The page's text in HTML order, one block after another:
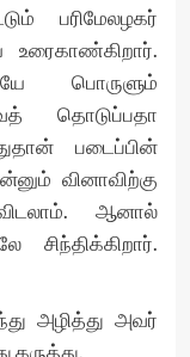
பரிமேலழகர்
உரைகாண்கிறார்.
பொருளும்
தொடுப்பதா
படைப்பின்
வினாவிற்கு
விடலாம். ஆனால்
சிந்திக்கிறார்.
அழித்து அவர்
கருத்து.